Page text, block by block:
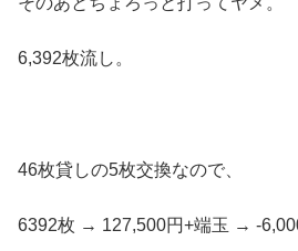
6,392枚流し。
46枚貸しの5枚交換なので、
6392枚 → 127,500円+端玉 → -